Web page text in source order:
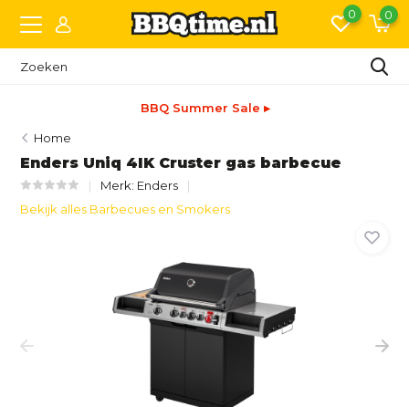
0 0
BBQ Summer Sale ▸
Home
Enders Uniq 4IK Cruster gas barbecue
Merk: Enders
Bekijk alles Barbecues en Smokers